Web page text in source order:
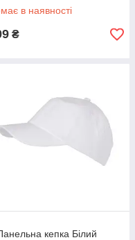
в наявності
₴
кепка Білий